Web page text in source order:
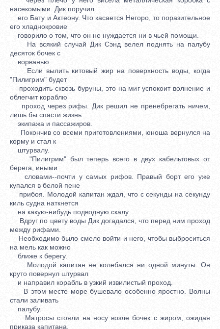
насекомыми. Дик поручил
его Бату и Актеону. Что касается Негоро, то поразительное
его хладнокровие
говорило о том, что он не нуждается ни в чьей помощи.
На всякий случай Дик Сэнд велел поднять на палубу
десяток бочек с
ворванью.
Если вылить китовый жир на поверхность воды, когда
"Пилигрим" будет
проходить сквозь буруны, это на миг успокоит волнение и
облегчит кораблю
проход через рифы. Дик решил не пренебрегать ничем,
лишь бы спасти жизнь
экипажа и пассажиров.
Покончив со всеми приготовлениями, юноша вернулся на
корму и стал к
штурвалу.
"Пилигрим" был теперь всего в двух кабельтовых от
берега, иными
словами--почти у самых рифов. Правый борт его уже
купался в белой пене
прибоя. Молодой капитан ждал, что с секунды на секунду
киль судна наткнется
на какую-нибудь подводную скалу.
Вдруг по цвету воды Дик догадался, что перед ним проход
между рифами.
Необходимо было смело войти и него, чтобы выброситься
на мель как можно
ближе к берегу.
Молодой капитан не колебался ни одной минуты. Он
круто повернул штурвал
и направил корабль в узкий извилистый проход.
В этом месте море бушевало особенно яростно. Волны
стали заливать
палубу.
Матросы стояли на носу возле бочек с жиром, ожидая
приказа капитана.